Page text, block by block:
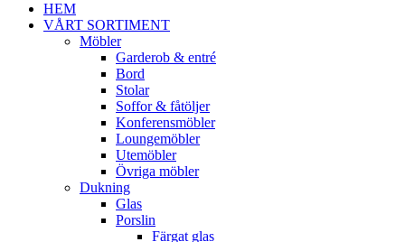
HEM
VÅRT SORTIMENT
Möbler
Garderob & entré
Bord
Stolar
Soffor & fåtöljer
Konferensmöbler
Loungemöbler
Utemöbler
Övriga möbler
Dukning
Glas
Porslin
Färgat glas